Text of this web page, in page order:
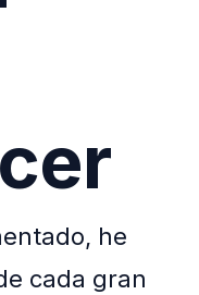
he
cada gran